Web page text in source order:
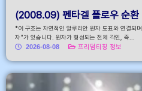
(2008.09) 펜타겔 플로우 순환
*이 구조는 자연적인 알루리안 원자 도표와 연결되
자"가 있습니다. 원자가 형성되는 전체 각인, 즉...
2026-08-08
프리덤티칭 정보